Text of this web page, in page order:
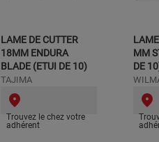
LAME DE CUTTER
18MM ENDURA
BLADE (ETUI DE 10)
TAJIMA
Trouvez le chez votre
adhérent
MM
DE